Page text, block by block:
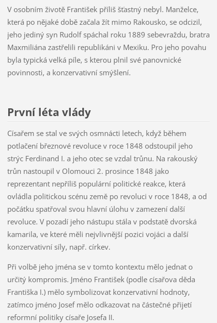
V osobním životě František příliš šťastný nebyl. Manželce,
která po nějaké době začala žít mimo Rakousko, se odcizil,
jeho jediný syn Rudolf spáchal roku 1889 sebevraždu, bratra
Maxmiliána zastřelili republikáni v Mexiku. Pro jeho povahu
byla typická velká píle, s kterou plnil své panovnické
povinnosti, a konzervativní smýšlení.
První léta vlády
Císařem se stal ve svých osmnácti letech, když během
potlačení březnové revoluce v roce 1848 odstoupil jeho
strýc Ferdinand I. a jeho otec se vzdal trůnu. Na rakouský
trůn nastoupil v Olomouci 2. prosince 1848 jako
reprezentant nepříliš populární politické reakce, která
ovládla politickou scénu země po revoluci v roce 1848, a od
počátku spatřoval svou hlavní úlohu v zamezení další
revoluce. V pozadí jeho nástupu stála v podstatě dvorská
kamarila, ve které měli nejvlivnější pozici vojáci a další
konzervativní síly, např. církev.
Při volbě jeho jména se v tomto kontextu mělo jednat o
určitý kompromis. Jméno František (podle císařova děda
Františka I.) mělo symbolizovat konzervativní hodnoty,
zatímco jméno Josef mělo odkazovat na částečné přijetí
reformní politiky císaře Josefa II.